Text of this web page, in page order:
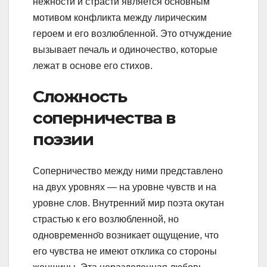
мотивом конфликта между лирическим
героем и его возлюбленной. Это отчуждение
вызывает печаль и одиночество, которые
лежат в основе его стихов.
Сложность
соперничества в
поэзии
Соперничество между ними представлено
на двух уровнях — на уровне чувств и на
уровне слов. Внутренний мир поэта окутан
страстью к его возлюбленной, но
одновременно̆о возникает ощущение, что
его чувства не имеют отклика со стороны